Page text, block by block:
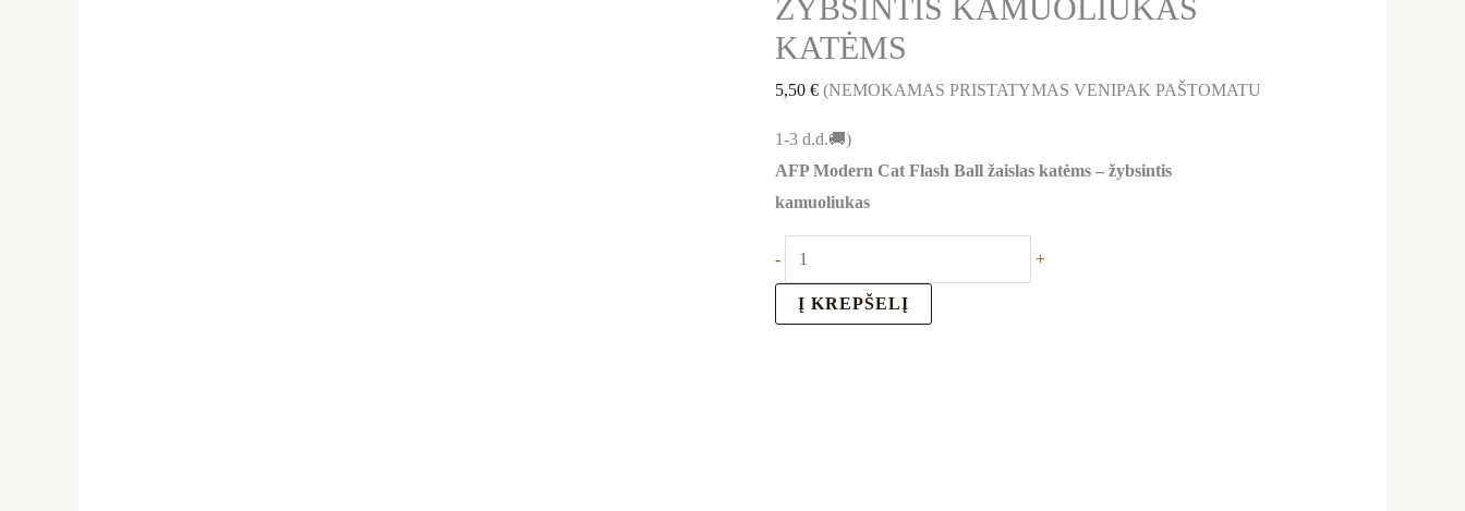
ŽYBSINTIS KAMUOLIUKAS
KATĖMS
5,50€ (NEMOKAMAS PRISTATYMAS VENIPAK PAŠTOMATU
1-3 d.d.🚚)
AFP Modern Cat Flash Ball žaislas katėms – žybsintis
kamuoliukas
- +
Į KREPŠELĮ